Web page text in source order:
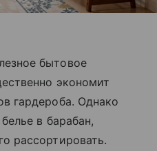
бытовое
экономит
гардероба. Однако
в барабан,
рассортировать.